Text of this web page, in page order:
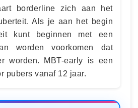
borderline zich aan het
Als je aan het begin
kunt beginnen met een
worden voorkomen dat
worden. MBT-early is een
pubers vanaf 12 jaar.